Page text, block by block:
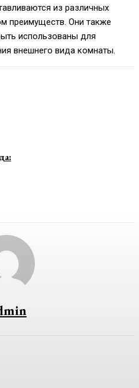
из различных
преимуществ. Они также
использованы для
внешнего вида комнаты.